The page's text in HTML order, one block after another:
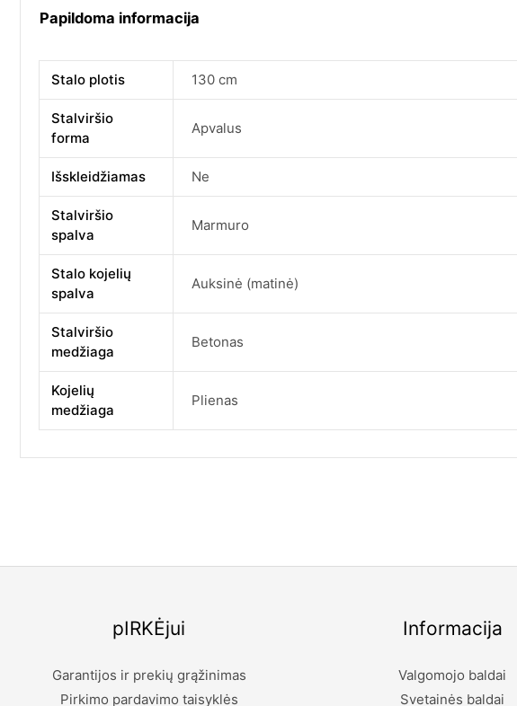
Papildoma informacija
Stalo plotis 130 cm
Stalviršio
forma
Apvalus
Išskleidžiamas Ne
Stalviršio
spalva
Marmuro
Stalo kojelių
spalva
Auksinė (matinė)
Stalviršio
medžiaga
Betonas
Kojelių
medžiaga
Plienas
pIRKĖjui
Garantijos ir prekių grąžinimas
Pirkimo pardavimo taisyklės
Informacija
Valgomojo baldai
Svetainės baldai